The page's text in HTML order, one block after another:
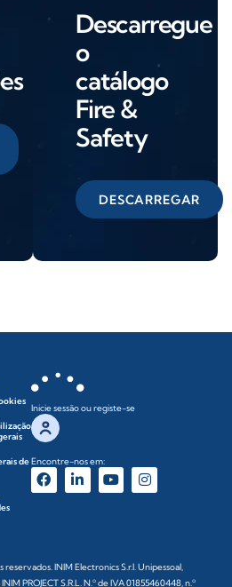
Descarregue
o
catálogo
Fire &
Safety
DESCARREGAR
de
Inicie sessão ou registe-se
Encontre-nos em:
INIM Electronics S.r.l. Unipessoal,
PROJECT S.R.L. N.º de IVA 01855460448, n.º